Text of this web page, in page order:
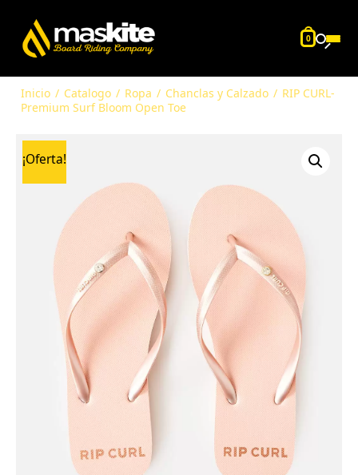
0
Inicio / Catalogo / Ropa / Chanclas y Calzado / RIP CURL-
Premium Surf Bloom Open Toe
¡Oferta!